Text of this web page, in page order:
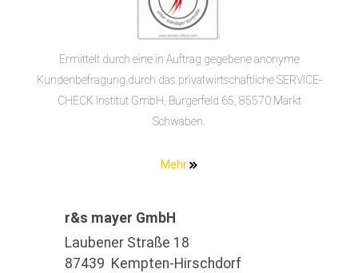
Ermittelt durch eine in Auftrag gegebene anonyme
Kundenbefragung durch das privatwirtschaftliche SERVICE-
CHECK Institut GmbH, Burgerfeld 65, 85570 Markt
Schwaben.
Mehr
r&s mayer GmbH
Laubener Straße 18
87439 Kempten-Hirschdorf